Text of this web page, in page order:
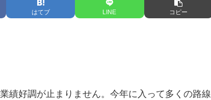
はてブ LINE コピー
績好調が止まりません。今年に入って多くの路線